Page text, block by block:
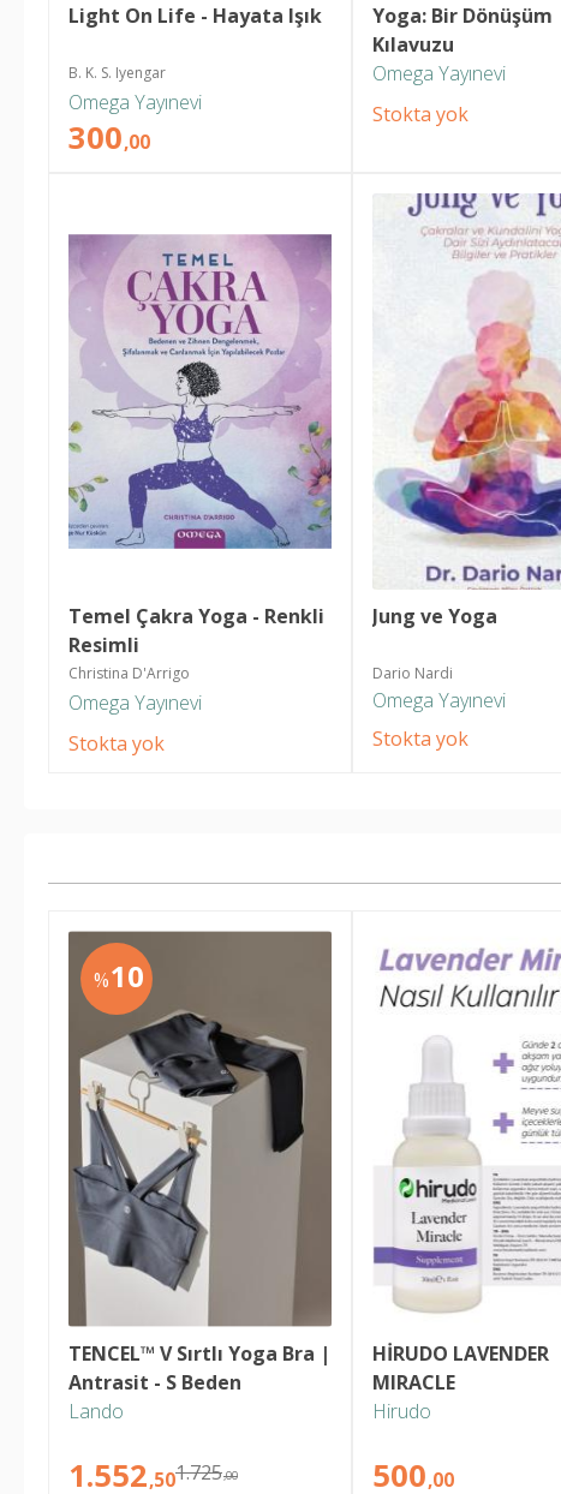
Light On Life - Hayata Işık
B. K. S. Iyengar
Omega Yayınevi
300,00
Yoga: Bir Dönüşüm
Kılavuzu
Omega Yayınevi
Stokta yok
Temel Çakra Yoga - Renkli
Resimli
Christina D'Arrigo
Omega Yayınevi
Stokta yok
Jung ve Yoga
Dario Nardi
Omega Yayınevi
Stokta yok
%10
TENCEL™ V Sırtlı Yoga Bra |
Antrasit - S Beden
Lando
1.725,00
1.552,50
HİRUDO LAVENDER
MIRACLE
Hirudo
500,00